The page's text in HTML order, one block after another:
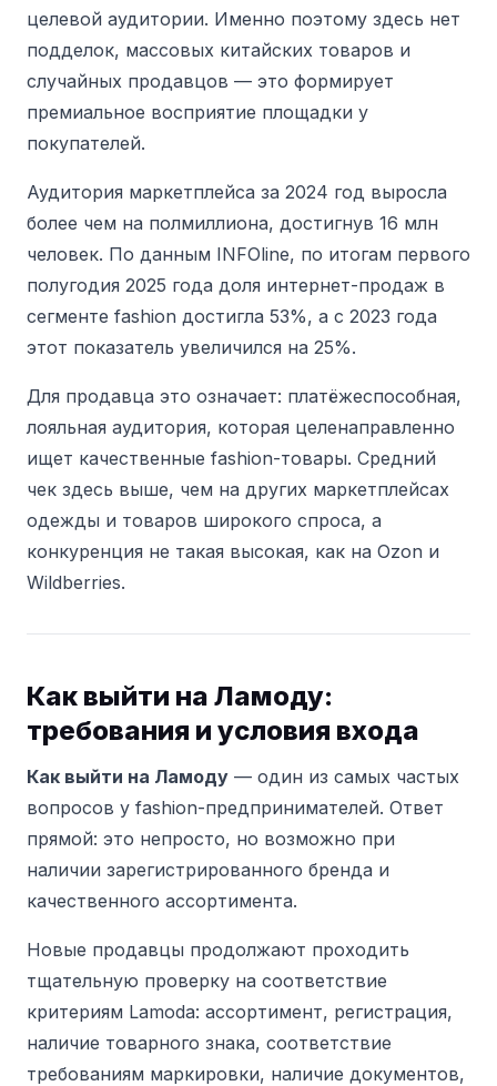
целевой аудитории. Именно поэтому здесь нет
подделок, массовых китайских товаров и
случайных продавцов — это формирует
премиальное восприятие площадки у
покупателей.
Аудитория маркетплейса за 2024 год выросла
более чем на полмиллиона, достигнув 16 млн
человек. По данным INFOline, по итогам первого
полугодия 2025 года доля интернет-продаж в
сегменте fashion достигла 53%, а с 2023 года
этот показатель увеличился на 25%.
Для продавца это означает: платёжеспособная,
лояльная аудитория, которая целенаправленно
ищет качественные fashion-товары. Средний
чек здесь выше, чем на других маркетплейсах
одежды и товаров широкого спроса, а
конкуренция не такая высокая, как на Ozon и
Wildberries.
Как выйти на Ламоду:
требования и условия входа
Как выйти на Ламоду — один из самых частых
вопросов у fashion-предпринимателей. Ответ
прямой: это непросто, но возможно при
наличии зарегистрированного бренда и
качественного ассортимента.
Новые продавцы продолжают проходить
тщательную проверку на соответствие
критериям Lamoda: ассортимент, регистрация,
наличие товарного знака, соответствие
требованиям маркировки, наличие документов,